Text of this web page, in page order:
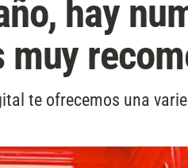
hay
te ofrecemos una